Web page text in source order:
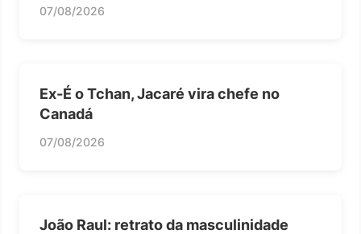
07/08/2026
Ex-É o Tchan, Jacaré vira chefe no
Canadá
07/08/2026
João Raul: retrato da masculinidade